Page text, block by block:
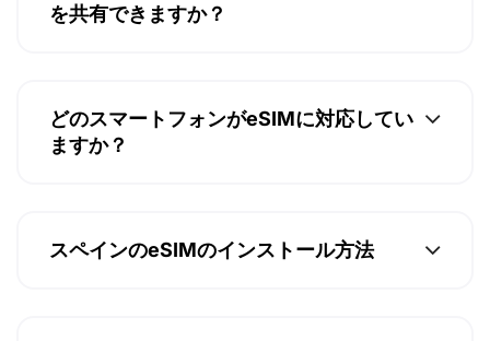
を共有できますか？
どのスマートフォンがeSIMに対応してい
ますか？
スペインのeSIMのインストール方法